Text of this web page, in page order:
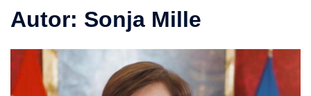
Autor: Sonja Mille